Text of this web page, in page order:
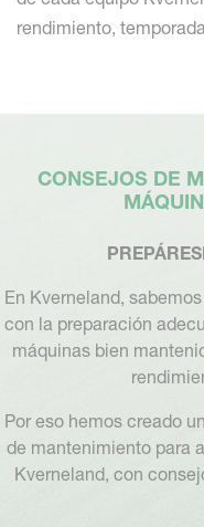
rendimiento,
CONSEJOS DE
En Kverneland,
con la preparación
máquinas bien
Por eso hemos creado
de mantenimiento para
Kverneland, con